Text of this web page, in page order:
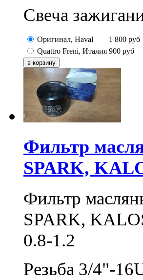
Свеча
Оригинал, Haval 1 800 руб
Quattro Freni, Италия 900 руб
Фильтр
SPARK,
Фильтр
SPARK,
0.8-1.2
Резьба 3/4"-